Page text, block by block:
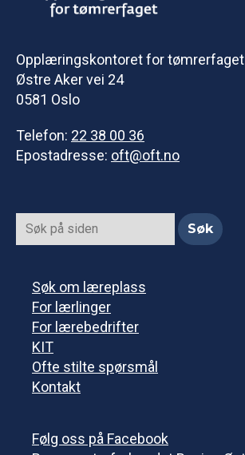
Opplæringskontoret for tømrerfaget
Østre Aker vei 24
0581 Oslo
Telefon: 22 38 00 36
Epostadresse: oft@oft.no
Søk om læreplass
For lærlinger
For lærebedrifter
KIT
Ofte stilte spørsmål
Kontakt
Følg oss på Facebook